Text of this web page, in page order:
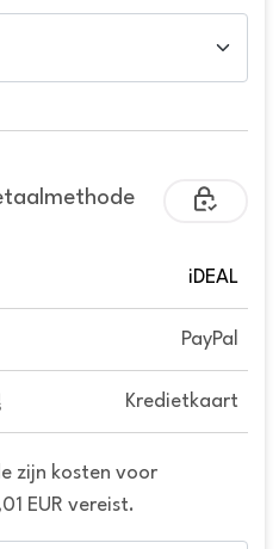
iDEAL
PayPal
Kredietkaart
zijn kosten voor
EUR vereist.